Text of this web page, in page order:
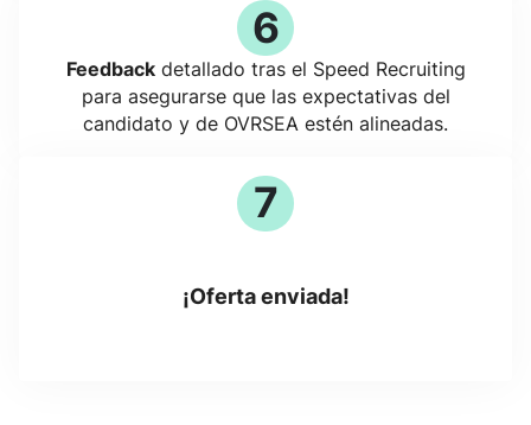
6
Feedbackdetallado tras el Speed Recruiting
para asegurarse que las expectativas del
candidato y de OVRSEA estén alineadas.
7
¡Oferta enviada!